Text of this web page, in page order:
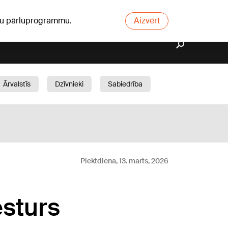
pārluprogrammu. Aizvērt
Ārvalstīs Dzīvnieki
Sabiedrība
Piektdiena, 13. marts, 2026